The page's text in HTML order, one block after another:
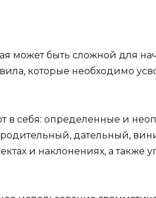
может быть сложной для
которые необходимо
в себя: определенные и
дательный,
и наклонениях, а также